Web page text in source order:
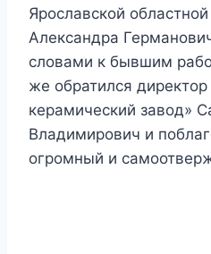
Ярославской
Александра
словами к бывшим
же обратился
керамический завод»
Владимирович и
огромный и